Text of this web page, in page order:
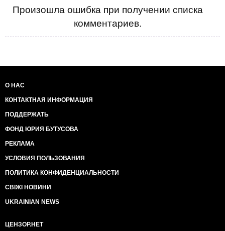
Произошла ошибка при получении списка
комментариев.
О НАС
КОНТАКТНАЯ ИНФОРМАЦИЯ
ПОДДЕРЖАТЬ
ФОНД ЮРИЯ БУТУСОВА
РЕКЛАМА
УСЛОВИЯ ПОЛЬЗОВАНИЯ
ПОЛИТИКА КОНФИДЕНЦИАЛЬНОСТИ
СВІЖІ НОВИНИ
UKRAINIAN NEWS
ЦЕНЗОР.НЕТ